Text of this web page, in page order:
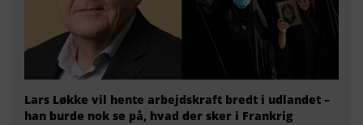
Lars Løkke vil hente arbejdskraft bredt i udlandet –
han burde nok se på, hvad der sker i Frankrig